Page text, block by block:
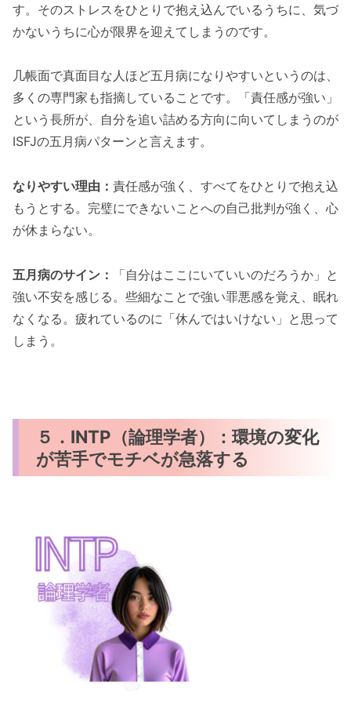
す。そのストレスをひとりで抱え込んでいるうちに、気づ
かないうちに心が限界を迎えてしまうのです。
几帳面で真面目な人ほど五月病になりやすいというのは、
多くの専門家も指摘していることです。「責任感が強い」
という長所が、自分を追い詰める方向に向いてしまうのが
ISFJの五月病パターンと言えます。
なりやすい理由： 責任感が強く、すべてをひとりで抱え込
もうとする。完璧にできないことへの自己批判が強く、心
が休まらない。
五月病のサイン：
「自分はここにいていいのだろうか」と
強い不安を感じる。些細なことで強い罪悪感を覚え、眠れ
なくなる。疲れているのに「休んではいけない」と思って
しまう。
５．INTP（論理学者）：環境の変化
が苦手でモチベが急落する